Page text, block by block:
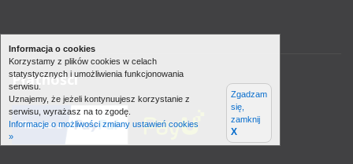
Informacja o cookies
Korzystamy z plików cookies w celach
statystycznych i umożliwienia funkcjonowania
serwisu.
Uznajemy, że jeżeli kontynuujesz korzystanie z
serwisu, wyrażasz na to zgodę.
Informacje o możliwości zmiany ustawień cookies
»
Zgadzam
się,
zamknij
X
Płatności